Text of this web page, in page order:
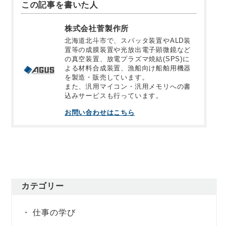
この記事を書いた人
株式会社菅製作所
北海道北斗市で、スパッタ装置やALD装
置等の成膜装置や光放出電子顕微鏡など
の真空装置、放電プラズマ焼結(SPS)に
よる材料合成装置、漁船向け船舶用機器
を製造・販売しています。
また、汎用マイコン・汎用メモリへの書
込みサービスも行っています。
お問い合わせはこちら
カテゴリー
仕事の学び